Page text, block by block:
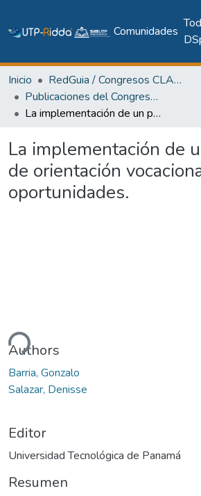
Comunidades
Inicio
RedGuia / Congresos CLABES
Publicaciones del Congreso Internacional CLABES
La implementación de un programa de orientación vocacional: desafío y oportunidades.
La implementación de
de orientación
oportunidades.
Cargando...
Authors
Barria, Gonzalo
Salazar, Denisse
Editor
Universidad Tecnológica de Panamá
Resumen